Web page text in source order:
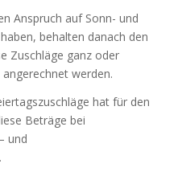
Anspruch auf Sonn- und
behalten danach den
Zuschläge ganz oder
werden.
hat für den
Beträge bei
und